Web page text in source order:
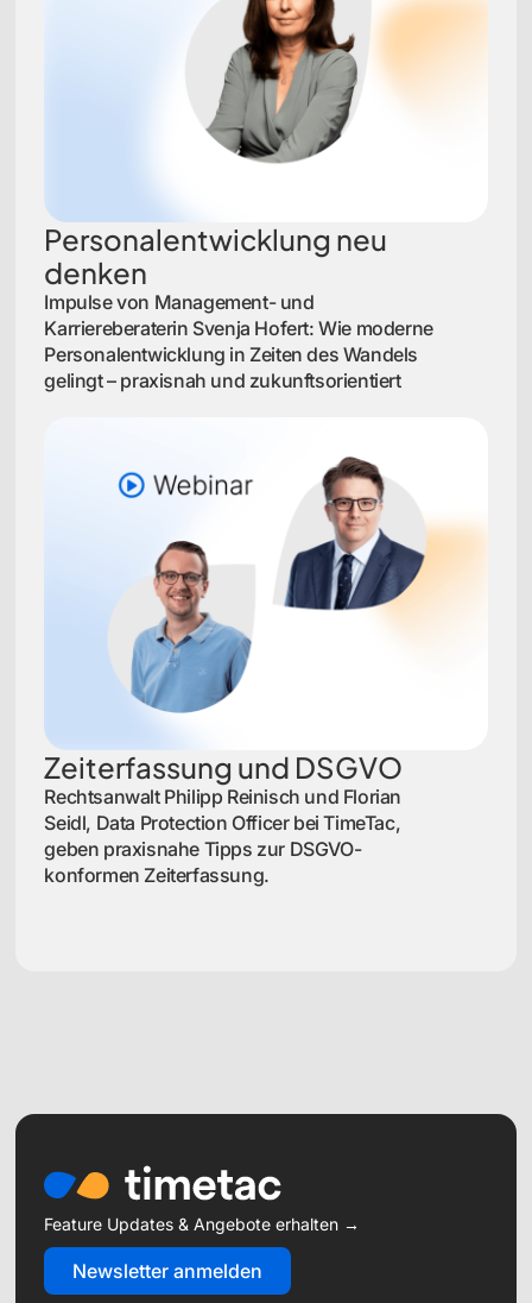
Personalentwicklung neu
denken
Impulse von Management- und
Karriereberaterin Svenja Hofert: Wie moderne
Personalentwicklung in Zeiten des Wandels
gelingt – praxisnah und zukunftsorientiert
Zeiterfassung und DSGVO
Rechtsanwalt Philipp Reinisch und Florian
Seidl, Data Protection Officer bei TimeTac,
geben praxisnahe Tipps zur DSGVO-
konformen Zeiterfassung.
Feature Updates & Angebote erhalten →
Newsletter anmelden